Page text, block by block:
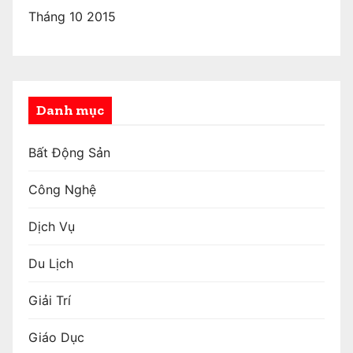
Tháng 10 2015
Danh mục
Bất Động Sản
Công Nghệ
Dịch Vụ
Du Lịch
Giải Trí
Giáo Dục